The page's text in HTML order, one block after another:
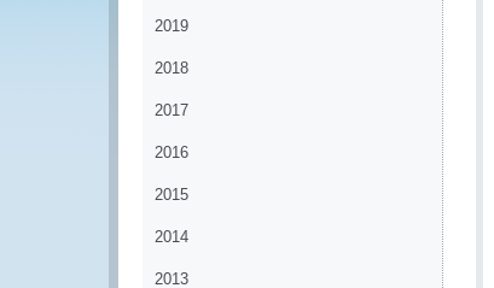
2019
2018
2017
2016
2015
2014
2013